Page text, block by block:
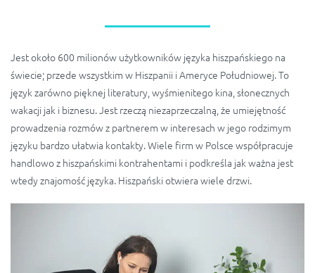
Jest około 600 milionów użytkowników języka hiszpańskiego na
świecie; przede wszystkim w Hiszpanii i Ameryce Południowej. To
język zarówno pięknej literatury, wyśmienitego kina, słonecznych
wakacji jak i biznesu. Jest rzeczą niezaprzeczalną, że umiejętność
prowadzenia rozmów z partnerem w interesach w jego rodzimym
języku bardzo ułatwia kontakty. Wiele firm w Polsce współpracuje
handlowo z hiszpańskimi kontrahentami i podkreśla jak ważna jest
wtedy znajomość języka. Hiszpański otwiera wiele drzwi.